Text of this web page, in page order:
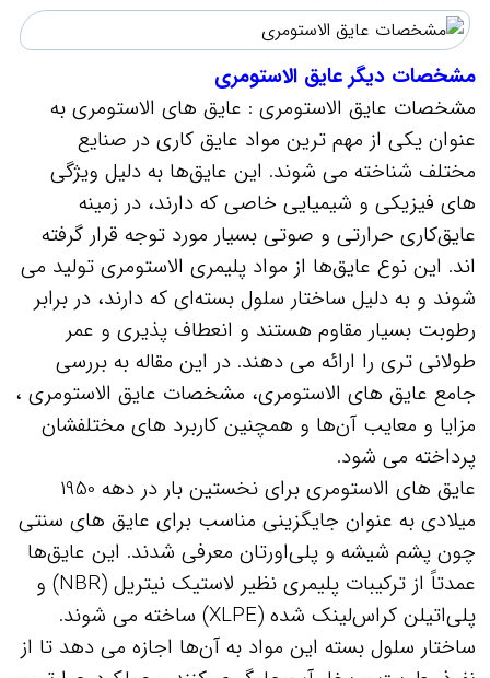
مشخصات دیگر عایق الاستومری
مشخصات عایق الاستومری : عایق‌ های الاستومری به
عنوان یکی از مهم‌ ترین مواد عایق‌ کاری در صنایع
مختلف شناخته می‌ شوند. این عایق‌ها به دلیل ویژگی‌
های فیزیکی و شیمیایی خاصی که دارند، در زمینه
عایق‌کاری حرارتی و صوتی بسیار مورد توجه قرار گرفته‌
اند. این نوع عایق‌ها از مواد پلیمری الاستومری تولید می‌
شوند و به دلیل ساختار سلول بسته‌ای که دارند، در برابر
رطوبت بسیار مقاوم هستند و انعطاف‌ پذیری و عمر
طولانی‌ تری را ارائه می‌ دهند. در این مقاله به بررسی
جامع عایق‌ های الاستومری، مشخصات عایق الاستومری ،
مزایا و معایب آن‌ها و همچنین کاربرد های مختلفشان
پرداخته می‌ شود.
عایق‌ های الاستومری برای نخستین بار در دهه 1950
میلادی به عنوان جایگزینی مناسب برای عایق‌ های سنتی
چون پشم شیشه و پلی‌اورتان معرفی شدند. این عایق‌ها
عمدتاً از ترکیبات پلیمری نظیر لاستیک نیتریل (NBR) و
پلی‌اتیلن کراس‌لینک شده (XLPE) ساخته می‌ شوند.
ساختار سلول بسته این مواد به آن‌ها اجازه می‌ دهد تا از